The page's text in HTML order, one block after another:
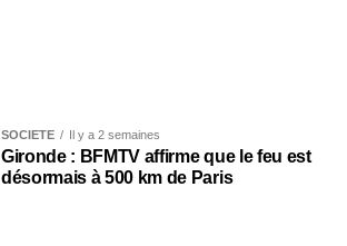
SOCIÉTÉ Il y a 2 semaines
Gironde : BFMTV affirme que le feu est
désormais à 500 km de Paris